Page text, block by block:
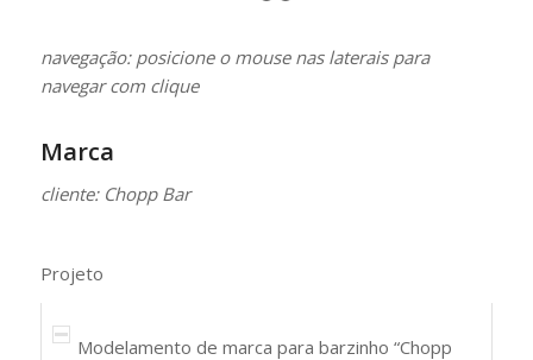
navegação: posicione o mouse nas laterais para
navegar com clique
Marca
cliente: Chopp Bar
Projeto
Modelamento de marca para barzinho “Chopp